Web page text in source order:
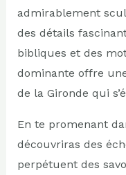
admirablement
des détails
bibliques et des
dominante offre
de la Gironde qui
En te promenant
découvriras des
perpétuent des